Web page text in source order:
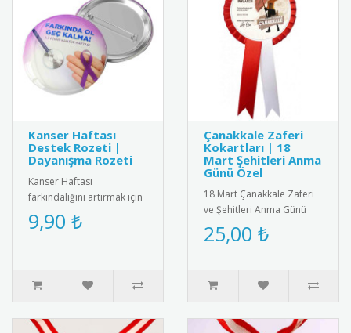
Kanser Haftası
Destek Rozeti |
Dayanışma Rozeti
Kanser Haftası
farkındalığını artırmak için
özel tasarlanmış pembe
kurdeleli destek rozeti.
9,90 ₺
Çanakkale Zaferi
Kokartları | 18
Mart Şehitleri Anma
Günü Özel
18 Mart Çanakkale Zaferi
ve Şehitleri Anma Günü
için özel tasarlanmış
kaliteli kokart seti.
25,00 ₺